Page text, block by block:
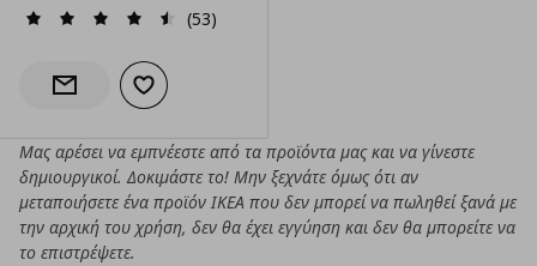
(53)
Ενημέρωση διαθεσιμότητας
Προσθήκη στα αγαπημένα
Μας αρέσει να εμπνέεστε από τα προϊόντα μας και να γίνεστε
δημιουργικοί. Δοκιμάστε το! Μην ξεχνάτε όμως ότι αν
μεταποιήσετε ένα προϊόν ΙΚΕΑ που δεν μπορεί να πωληθεί ξανά με
την αρχική του χρήση, δεν θα έχει εγγύηση και δεν θα μπορείτε να
το επιστρέψετε.